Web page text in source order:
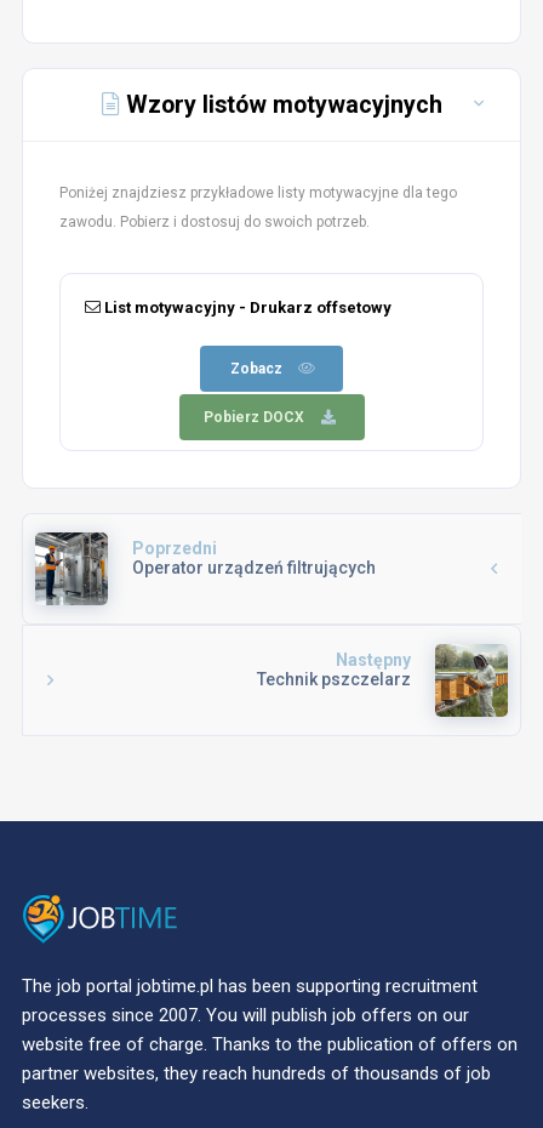
Wzory listów motywacyjnych
Poniżej znajdziesz przykładowe listy motywacyjne dla tego
zawodu. Pobierz i dostosuj do swoich potrzeb.
List motywacyjny - Drukarz offsetowy
Zobacz
Pobierz DOCX
Poprzedni
Operator urządzeń filtrujących
Następny
Technik pszczelarz
The job portal jobtime.pl has been supporting recruitment
processes since 2007. You will publish job offers on our
website free of charge. Thanks to the publication of offers on
partner websites, they reach hundreds of thousands of job
seekers.